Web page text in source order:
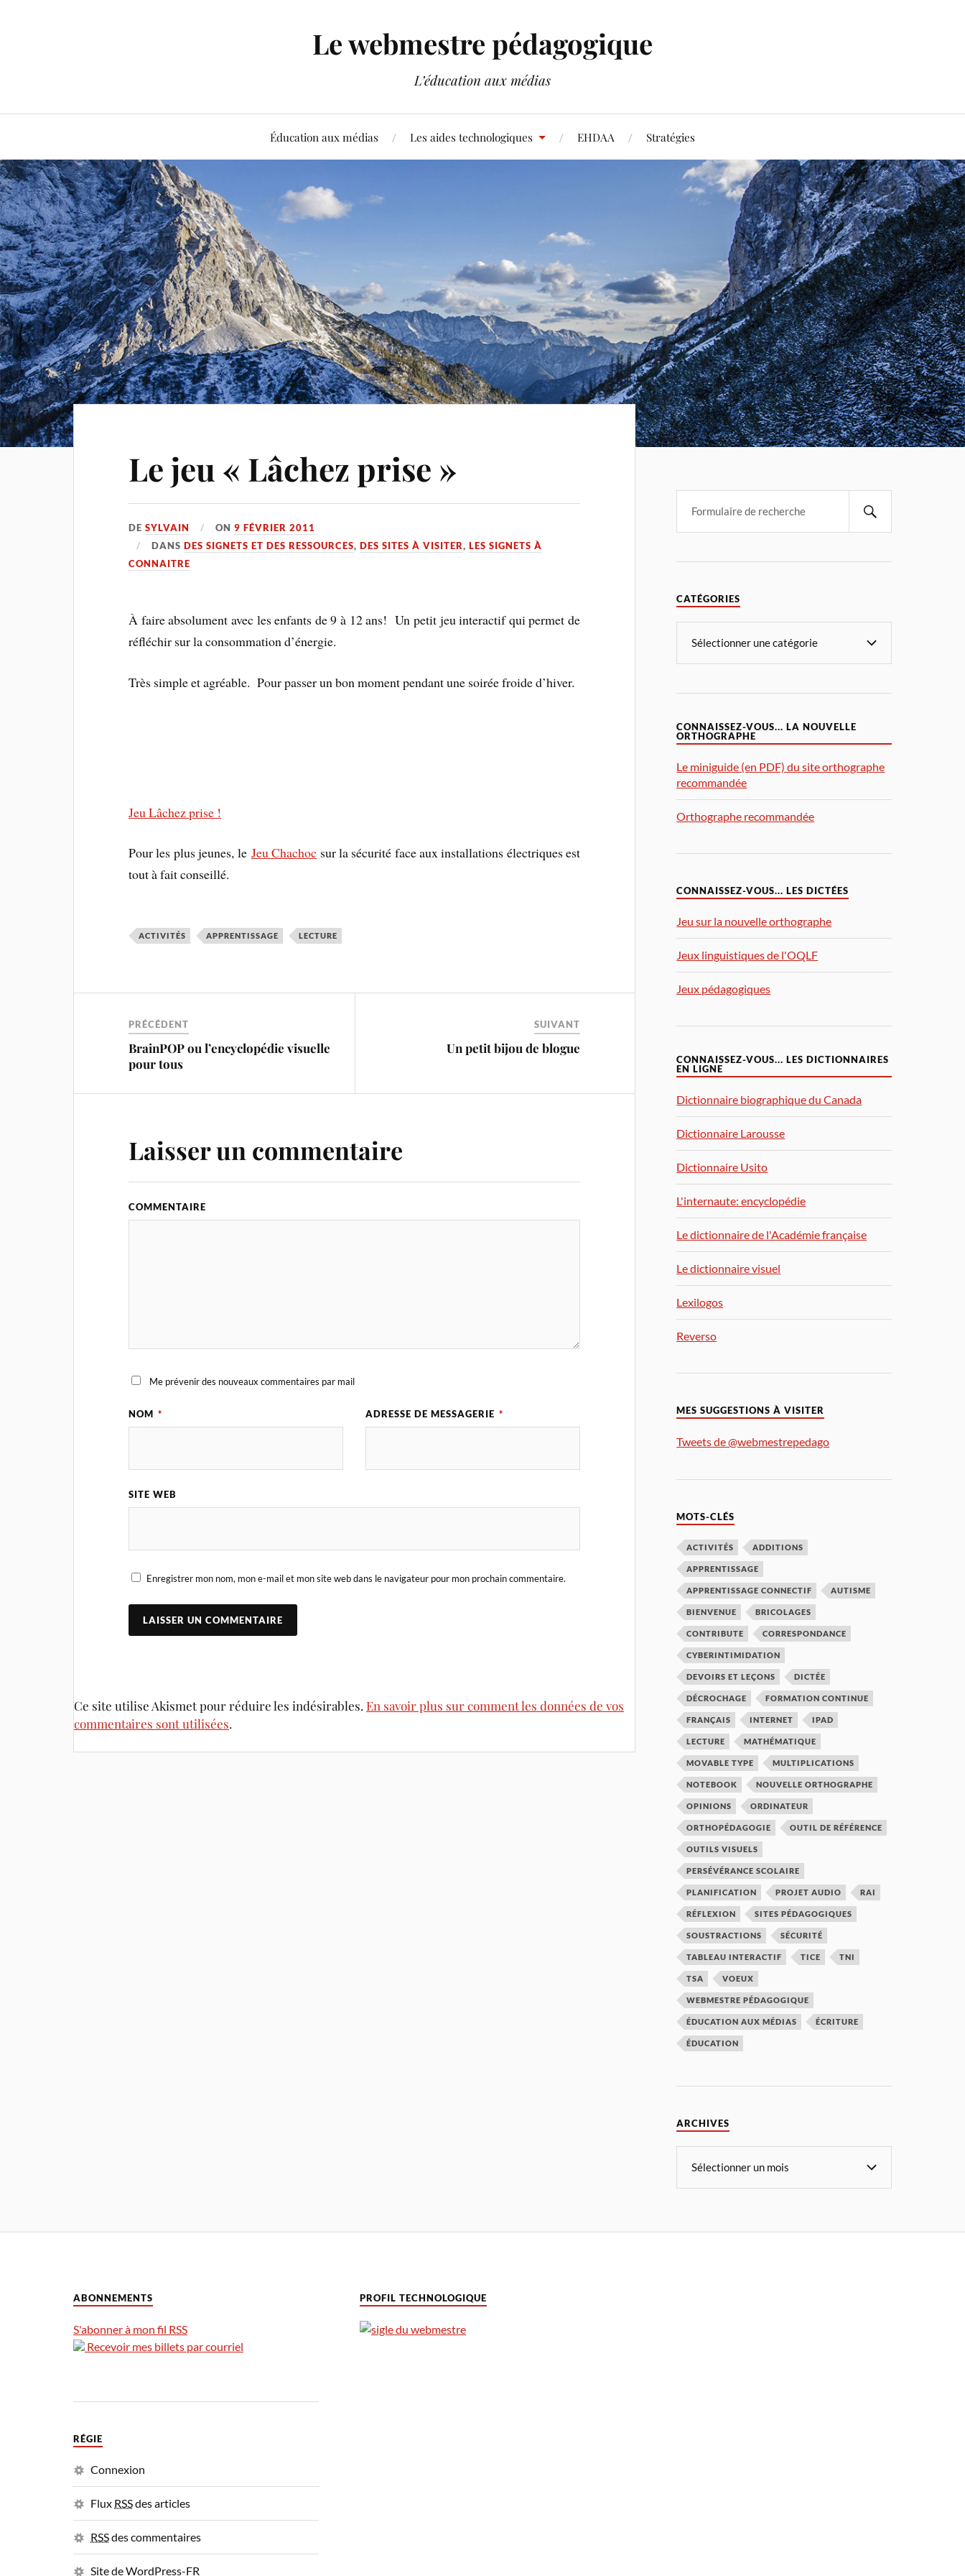
Le webmestre pédagogique
L’éducation aux médias
Éducation aux médias Les aides technologiques EHDAA Stratégies
Le jeu « Lâchez prise »
DESYLVAIN ON9 FÉVRIER 2011
DANSDES SIGNETS ET DES RESSOURCES,DES SITES À VISITER,LES SIGNETS À
CONNAITRE
À faire absolument avec les enfants de 9 à 12 ans! Un petit jeu interactif qui permet de
réfléchir sur la consommation d’énergie.
Très simple et agréable. Pour passer un bon moment pendant une soirée froide d’hiver.
Jeu Lâchez prise !
Pour les plus jeunes, le Jeu Chachoc sur la sécurité face aux installations électriques est
tout à fait conseillé.
ACTIVITÉS APPRENTISSAGE LECTURE
PRÉCÉDENT
BrainPOP ou l’encyclopédie visuelle
pour tous
SUIVANT
Un petit bijou de blogue
Laisser un commentaire
COMMENTAIRE
Me prévenir des nouveaux commentaires par mail
NOM * ADRESSE DE MESSAGERIE *
SITE WEB
Enregistrer mon nom, mon e-mail et mon site web dans le navigateur pour mon prochain commentaire.
Ce site utilise Akismet pour réduire les indésirables. En savoir plus sur comment les données de vos
commentaires sont utilisées.
CATÉGORIES
CONNAISSEZ-VOUS... LA NOUVELLE
ORTHOGRAPHE
Le miniguide (en PDF) du site orthographe
recommandée
Orthographe recommandée
CONNAISSEZ-VOUS... LES DICTÉES
Jeu sur la nouvelle orthographe
Jeux linguistiques de l'OQLF
Jeux pédagogiques
CONNAISSEZ-VOUS... LES DICTIONNAIRES
EN LIGNE
Dictionnaire biographique du Canada
Dictionnaire Larousse
Dictionnaire Usito
L'internaute: encyclopédie
Le dictionnaire de l'Académie française
Le dictionnaire visuel
Lexilogos
Reverso
MES SUGGESTIONS À VISITER
Tweets de @webmestrepedago
MOTS-CLÉS
ACTIVITÉS ADDITIONS
APPRENTISSAGE
APPRENTISSAGE CONNECTIF AUTISME
BIENVENUE BRICOLAGES
CONTRIBUTE CORRESPONDANCE
CYBERINTIMIDATION
DEVOIRS ET LEÇONS DICTÉE
DÉCROCHAGE FORMATION CONTINUE
FRANÇAIS INTERNET IPAD
LECTURE MATHÉMATIQUE
MOVABLE TYPE MULTIPLICATIONS
NOTEBOOK NOUVELLE ORTHOGRAPHE
OPINIONS ORDINATEUR
ORTHOPÉDAGOGIE OUTIL DE RÉFÉRENCE
OUTILS VISUELS
PERSÉVÉRANCE SCOLAIRE
PLANIFICATION PROJET AUDIO RAI
RÉFLEXION SITES PÉDAGOGIQUES
SOUSTRACTIONS SÉCURITÉ
TABLEAU INTERACTIF TICE TNI
TSA VOEUX
WEBMESTRE PÉDAGOGIQUE
ÉDUCATION AUX MÉDIAS ÉCRITURE
ÉDUCATION
ARCHIVES
ABONNEMENTS
S'abonner à mon fil RSS
Recevoir mes billets par courriel
RÉGIE
Connexion
Flux RSSdes articles
RSSdes commentaires
Site de WordPress-FR
PROFIL TECHNOLOGIQUE